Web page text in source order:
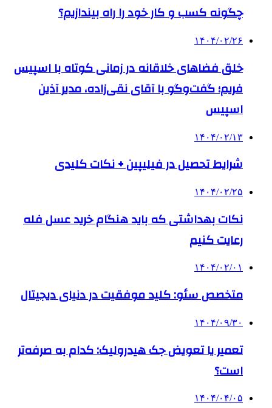
چگونه کسب و کار خود را راه بیندازیم؟
۱۴۰۴/۰۲/۲۶
خلق فضاهای خلاقانه در زمانی کوتاه با اسپیس
فریم؛ گفت‌وگو با آقای نقی‌زاده، مدیر آذین
اسپیس
۱۴۰۴/۰۲/۱۳
شرایط تحصیل در فیلیپین + نکات کلیدی
۱۴۰۴/۰۲/۲۵
نکات بهداشتی که باید هنگام خرید عسل فله
رعایت کنیم
۱۴۰۴/۰۲/۰۱
متخصص سئو: کلید موفقیت در دنیای دیجیتال
۱۴۰۴/۰۹/۳۰
تعمیر یا تعویض جک هیدرولیک: کدام به صرفه‌تر
است؟
۱۴۰۴/۰۴/۰۵